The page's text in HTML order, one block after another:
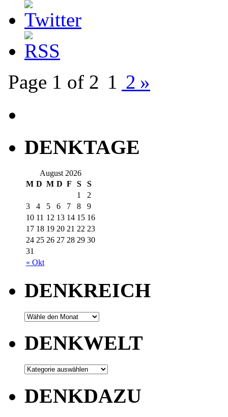
Page 1 of 2 1 2 »
DENKTAGE
August 2026
M D M D F S S
« Okt
1
2
3
4 5 6 7 8
9
10 11 12 13 14 15 16
17 18 19 20 21 22 23
24 25 26 27 28 29 30
31
DENKREICH
DENKWELT
DENKDAZU